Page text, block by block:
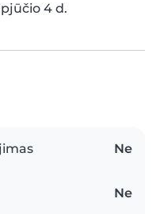
4 d.
Ne
Ne